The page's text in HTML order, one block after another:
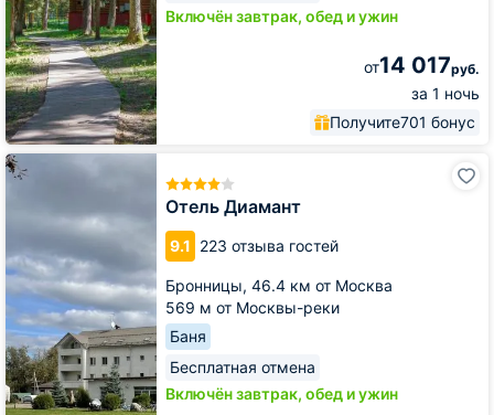
Включён завтрак, обед и ужин
от14 017руб.
за 1 ночь
Получите701 бонус
Отель Диамант
9.1 223 отзыва гостей
Бронницы, 46.4 км от Москва
569 м от Москвы-реки
Баня
Бесплатная отмена
Включён завтрак, обед и ужин
Отель
Диамант